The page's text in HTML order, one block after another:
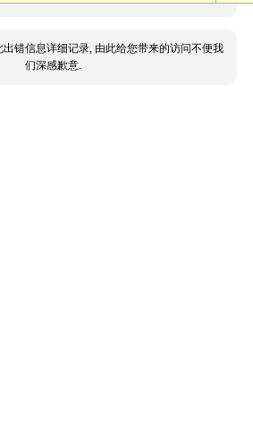
出错信息详细记录, 由此给您带来的访问不便我
们深感歉意.